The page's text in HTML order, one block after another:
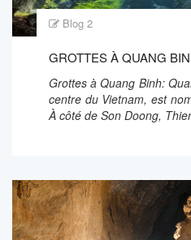
Blog 2
GROTTES À QUANG
Grottes à Quang Binh:
centre du Vietnam, est
À côté de Son Doong,